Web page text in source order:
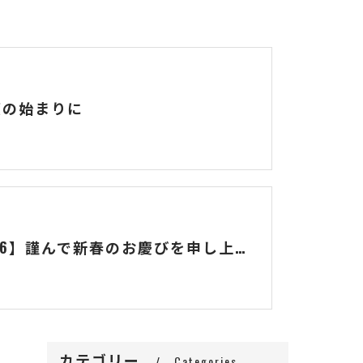
始まりに
【2026】謹んで新春のお慶びを申し上げます